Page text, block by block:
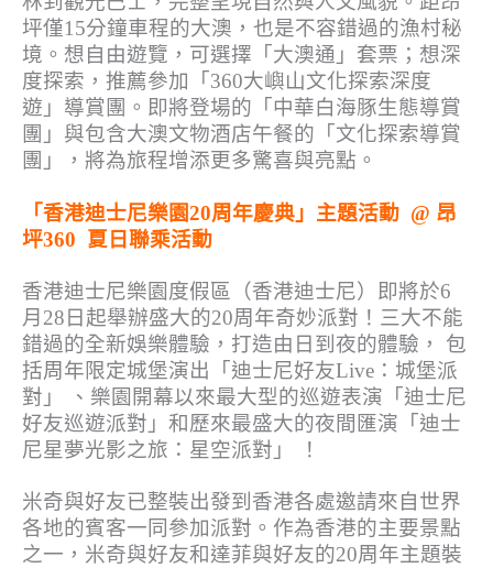
坪僅15分鐘車程的大澳，也是不容錯過的漁村秘
境。想自由遊覽，可選擇「大澳通」套票；想深
度探索，推薦參加「360大嶼山文化探索深度
遊」導賞團。即將登場的「中華白海豚生態導賞
團」與包含大澳文物酒店午餐的「文化探索導賞
團」，將為旅程增添更多驚喜與亮點。
「香港迪士尼樂園20周年慶典」主題活動 @ 昂
坪360 夏日聯乘活動
香港迪士尼樂園度假區（香港迪士尼）即將於6
月28日起舉辦盛大的20周年奇妙派對！三大不能
錯過的全新娛樂體驗，打造由日到夜的體驗， 包
括周年限定城堡演出「迪士尼好友Live：城堡派
對」 、樂園開幕以來最大型的巡遊表演「迪士尼
好友巡遊派對」和歷來最盛大的夜間匯演「迪士
尼星夢光影之旅：星空派對」 ！
米奇與好友已整裝出發到香港各處邀請來自世界
各地的賓客一同參加派對。作為香港的主要景點
之一，米奇與好友和達菲與好友的20周年主題裝